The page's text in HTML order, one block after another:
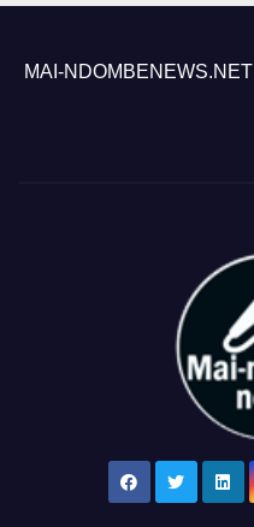
MAI-NDOMBENEWS.NET